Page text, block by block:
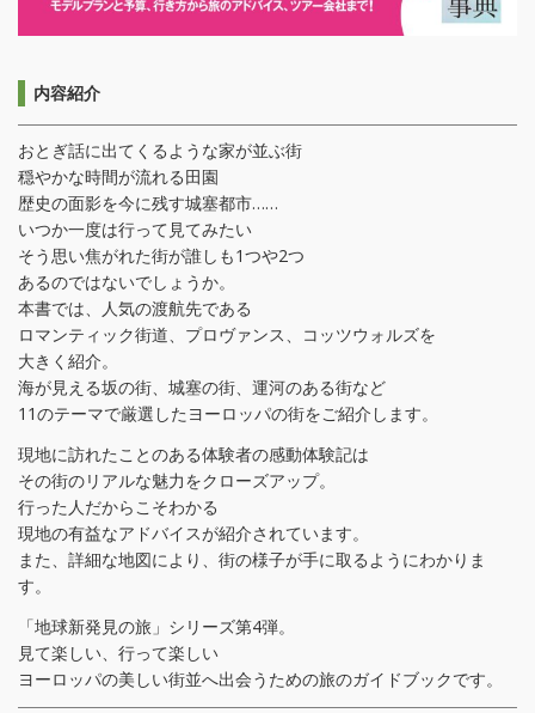
内容紹介
おとぎ話に出てくるような家が並ぶ街
穏やかな時間が流れる田園
歴史の面影を今に残す城塞都市……
いつか一度は行って見てみたい
そう思い焦がれた街が誰しも1つや2つ
あるのではないでしょうか。
本書では、人気の渡航先である
ロマンティック街道、プロヴァンス、コッツウォルズを
大きく紹介。
海が見える坂の街、城塞の街、運河のある街など
11のテーマで厳選したヨーロッパの街をご紹介します。
現地に訪れたことのある体験者の感動体験記は
その街のリアルな魅力をクローズアップ。
行った人だからこそわかる
現地の有益なアドバイスが紹介されています。
また、詳細な地図により、街の様子が手に取るようにわかりま
す。
「地球新発見の旅」シリーズ第4弾。
見て楽しい、行って楽しい
ヨーロッパの美しい街並へ出会うための旅のガイドブックです。